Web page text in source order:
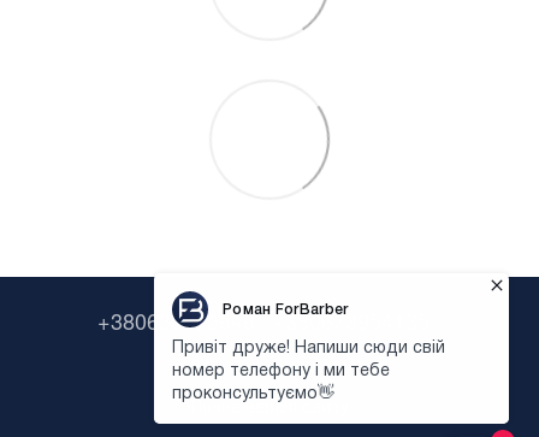
+380638322646 +380673954135
Контактна інформація
Повна версія сайту